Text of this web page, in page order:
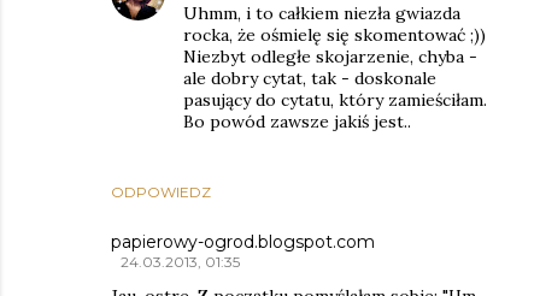
ODPOWIEDZ
Uhmm, i to całkiem niezła gwiazda
rocka, że ośmielę się skomentować ;))
Niezbyt odległe skojarzenie, chyba -
ale dobry cytat, tak - doskonale
pasujący do cytatu, który zamieściłam.
Bo powód zawsze jakiś jest..
papierowy-ogrod.blogspot.com
24.03.2013, 01:35